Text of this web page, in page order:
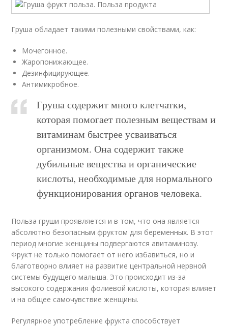
Груша обладает такими полезными свойствами, как:
Мочегонное.
Жаропонижающее.
Дезинфицирующее.
Антимикробное.
Груша содержит много клетчатки,
которая помогает полезным веществам и
витаминам быстрее усваиваться
организмом. Она содержит также
дубильные вещества и органические
кислоты, необходимые для нормального
функционирования органов человека.
Польза груши проявляется и в том, что она является
абсолютно безопасным фруктом для беременных. В этот
период многие женщины подвергаются авитаминозу.
Фрукт не только помогает от него избавиться, но и
благотворно влияет на развитие центральной нервной
системы будущего малыша. Это происходит из-за
высокого содержания фолиевой кислоты, которая влияет
и на общее самочувствие женщины.
Регулярное употребление фрукта способствует